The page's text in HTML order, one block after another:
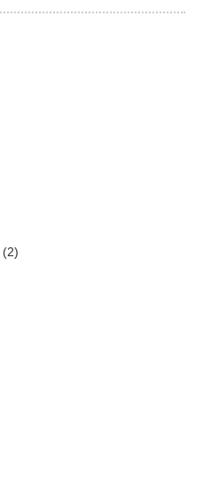
(2)